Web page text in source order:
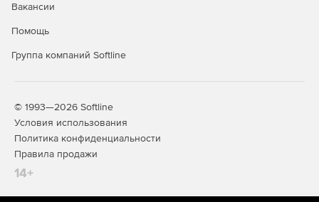
Вакансии
Помощь
Группа компаний Softline
© 1993—2026 Softline
Условия использования
Политика конфиденциальности
Правила продажи
14+